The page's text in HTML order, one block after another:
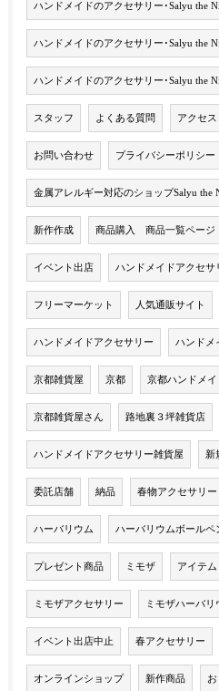
ハンドメイドのアクセサリー･Salyu the
ハンドメイドのアクセサリー･Salyu the
ハンドメイドのアクセサリー･Salyu the
スタッフ よくある質問 アクセス
お問い合わせ プライバシーポリシー
金属アレルギー対応のショップSalyu the
新作作成 商品購入 商品一覧ページ
イベント出店 ハンドメイドアクセサ
フリーマーケット 人気通販サイト
ハンドメイドアクセサリー ハンドメ
京都雑貨屋 京都 京都ハンドメ
京都雑貨屋さん 路地裏３坪雑貨店
ハンドメイドアクセサリー雑貨屋 新
委託店舗 納品 春物アクセサリー
ハーバリウム ハーバリウムボールペ
プレゼント商品 ミモザ アイテム
ミモザアクセサリー ミモザハーバ
イベント出店中止 春アクセサリー
オンラインショップ 新作商品